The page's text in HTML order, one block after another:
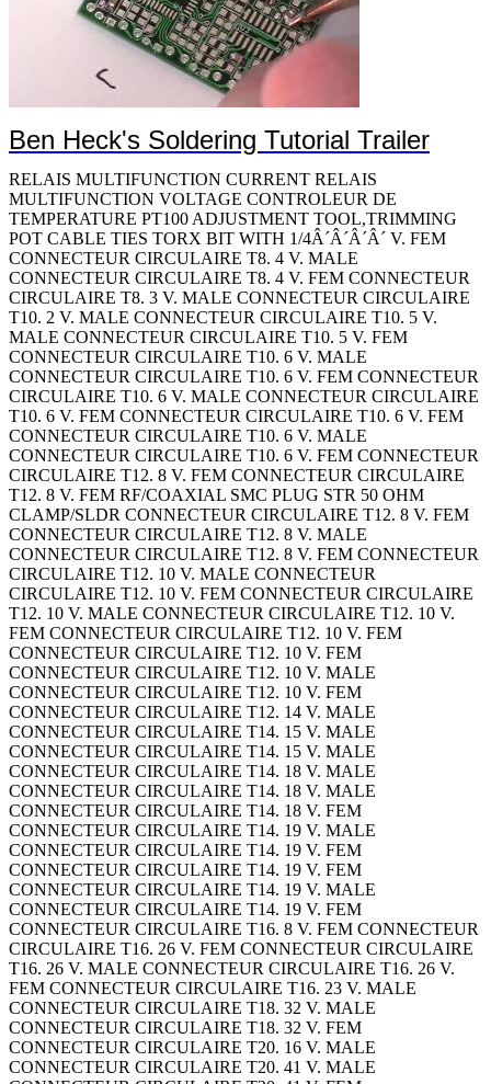
Ben Heck's Soldering Tutorial Trailer
RELAIS MULTIFUNCTION CURRENT RELAIS
MULTIFUNCTION VOLTAGE CONTROLEUR DE
TEMPERATURE PT100 ADJUSTMENT TOOL,TRIMMING
POT CABLE TIES TORX BIT WITH 1/4Â´Â´Â´Â´ V. FEM
CONNECTEUR CIRCULAIRE T8. 4 V. MALE
CONNECTEUR CIRCULAIRE T8. 4 V. FEM CONNECTEUR
CIRCULAIRE T8. 3 V. MALE CONNECTEUR CIRCULAIRE
T10. 2 V. MALE CONNECTEUR CIRCULAIRE T10. 5 V.
MALE CONNECTEUR CIRCULAIRE T10. 5 V. FEM
CONNECTEUR CIRCULAIRE T10. 6 V. MALE
CONNECTEUR CIRCULAIRE T10. 6 V. FEM CONNECTEUR
CIRCULAIRE T10. 6 V. MALE CONNECTEUR CIRCULAIRE
T10. 6 V. FEM CONNECTEUR CIRCULAIRE T10. 6 V. FEM
CONNECTEUR CIRCULAIRE T10. 6 V. MALE
CONNECTEUR CIRCULAIRE T10. 6 V. FEM CONNECTEUR
CIRCULAIRE T12. 8 V. FEM CONNECTEUR CIRCULAIRE
T12. 8 V. FEM RF/COAXIAL SMC PLUG STR 50 OHM
CLAMP/SLDR CONNECTEUR CIRCULAIRE T12. 8 V. FEM
CONNECTEUR CIRCULAIRE T12. 8 V. MALE
CONNECTEUR CIRCULAIRE T12. 8 V. FEM CONNECTEUR
CIRCULAIRE T12. 10 V. MALE CONNECTEUR
CIRCULAIRE T12. 10 V. FEM CONNECTEUR CIRCULAIRE
T12. 10 V. MALE CONNECTEUR CIRCULAIRE T12. 10 V.
FEM CONNECTEUR CIRCULAIRE T12. 10 V. FEM
CONNECTEUR CIRCULAIRE T12. 10 V. FEM
CONNECTEUR CIRCULAIRE T12. 10 V. MALE
CONNECTEUR CIRCULAIRE T12. 10 V. FEM
CONNECTEUR CIRCULAIRE T12. 14 V. MALE
CONNECTEUR CIRCULAIRE T14. 15 V. MALE
CONNECTEUR CIRCULAIRE T14. 15 V. MALE
CONNECTEUR CIRCULAIRE T14. 18 V. MALE
CONNECTEUR CIRCULAIRE T14. 18 V. MALE
CONNECTEUR CIRCULAIRE T14. 18 V. FEM
CONNECTEUR CIRCULAIRE T14. 19 V. MALE
CONNECTEUR CIRCULAIRE T14. 19 V. FEM
CONNECTEUR CIRCULAIRE T14. 19 V. FEM
CONNECTEUR CIRCULAIRE T14. 19 V. MALE
CONNECTEUR CIRCULAIRE T14. 19 V. FEM
CONNECTEUR CIRCULAIRE T16. 8 V. FEM CONNECTEUR
CIRCULAIRE T16. 26 V. FEM CONNECTEUR CIRCULAIRE
T16. 26 V. MALE CONNECTEUR CIRCULAIRE T16. 26 V.
FEM CONNECTEUR CIRCULAIRE T16. 23 V. MALE
CONNECTEUR CIRCULAIRE T18. 32 V. MALE
CONNECTEUR CIRCULAIRE T18. 32 V. FEM
CONNECTEUR CIRCULAIRE T20. 16 V. MALE
CONNECTEUR CIRCULAIRE T20. 41 V. MALE